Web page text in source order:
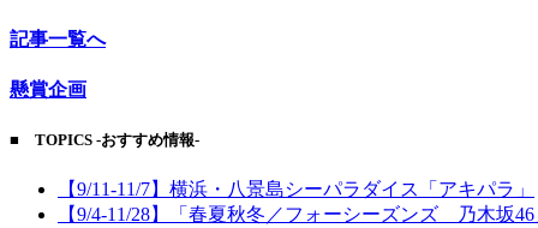
記事一覧へ
懸賞企画
■ TOPICS -おすすめ情報-
【9/11-11/7】横浜・八景島シーパラダイス「アキパラ」
【9/4-11/28】「春夏秋冬／フォーシーズンズ 乃木坂46